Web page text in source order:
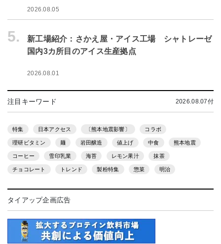
2026.08.05
5.
新工場紹介：さかえ屋・アイス工場 シャトレーゼ
国内3カ所目のアイス生産拠点
2026.08.01
注目キーワード 2026.08.07付
特集 日本アクセス 〔熊本地震影響〕 コラボ
理研ビタミン 麺 岩田醸造 値上げ 中食 熊本地震
コーヒー 雪印乳業 海苔 レモン果汁 抹茶
チョコレート トレンド 製粉特集 惣菜 明治
タイアップ企画広告